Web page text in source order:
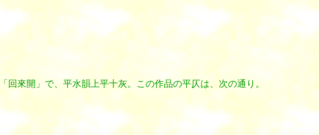
回來開」で、平水韻上平十灰。この作品の平仄は、次の通り。